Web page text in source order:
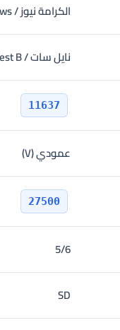
الكرامة نيوز / Al Karama News
نايل سات / Eutelsat 8 West B
11637
عمودي (V)
27500
5/6
SD